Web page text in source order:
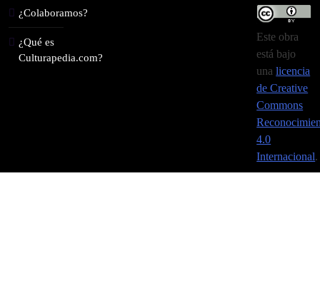
¿Colaboramos?
¿Qué es
Culturapedia.com?
Este obra
está bajo
unalicencia
de Creative
Commons
4.0
Internacional.